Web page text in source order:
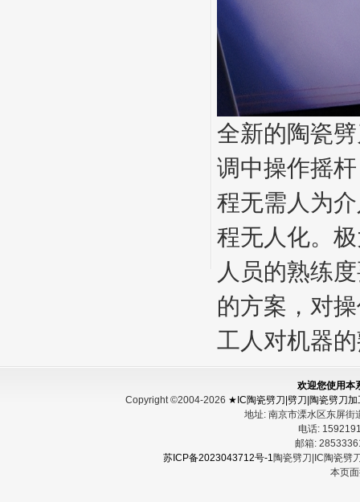
全新的陶瓷
调中操作摇
程无需人为
程无人化。
人员的熟练
的方案，对
工人对机器
欢迎您使用本
Copyright ©2004-2026 ★IC陶瓷劈刀|劈刀|陶瓷劈刀
地址: 南京市溧水区东屏
电话:
邮箱:
苏ICP备2023043712号-1陶瓷劈刀|IC陶瓷劈
本页